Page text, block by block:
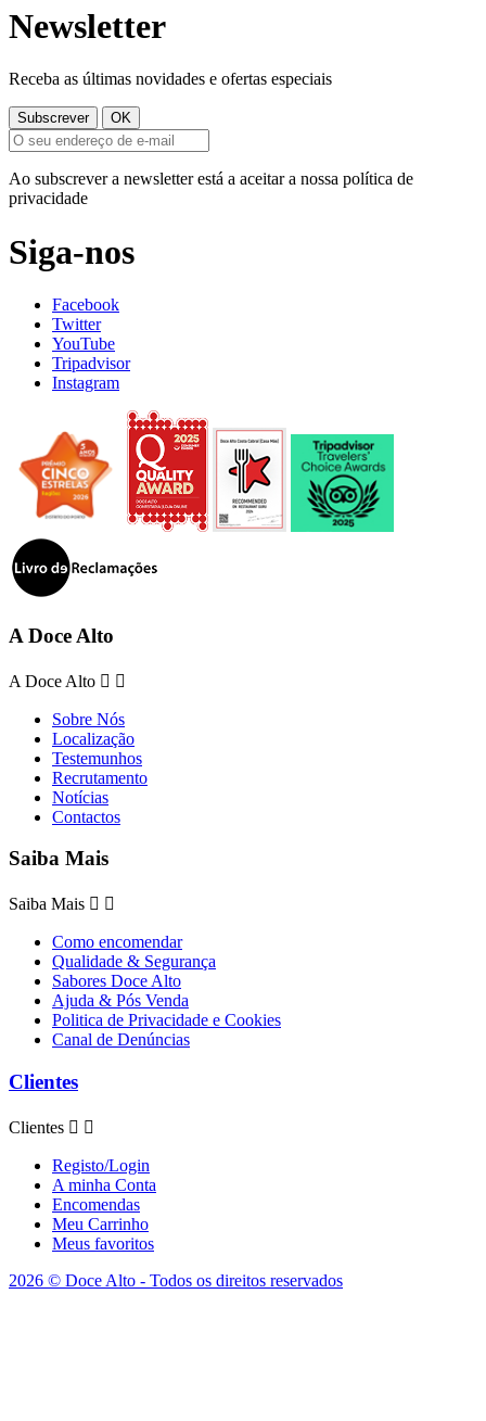
Newsletter
Receba as últimas novidades e ofertas especiais
Ao subscrever a newsletter está a aceitar a nossa política de
privacidade
Siga-nos
Facebook
Twitter
YouTube
Tripadvisor
Instagram
A Doce Alto
A Doce Alto  
Sobre Nós
Localização
Testemunhos
Recrutamento
Notícias
Contactos
Saiba Mais
Saiba Mais  
Como encomendar
Qualidade & Segurança
Sabores Doce Alto
Ajuda & Pós Venda
Politica de Privacidade e Cookies
Canal de Denúncias
Clientes
Clientes  
Registo/Login
A minha Conta
Encomendas
Meu Carrinho
Meus favoritos
2026 © Doce Alto - Todos os direitos reservados